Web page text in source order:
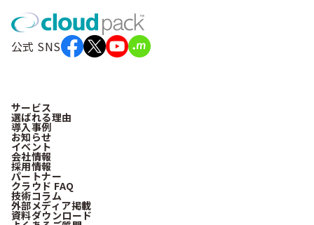
公式 SNS
サービス
選ばれる理由
導入事例
お知らせ
イベント
会社情報
採用情報
パートナー
クラウド FAQ
技術コラム
外部メディア掲載
資料ダウンロード